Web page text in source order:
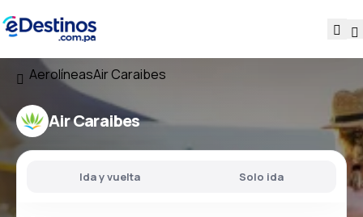
AerolíneasAir Caraibes
Air Caraibes
Ida y vuelta Solo ida